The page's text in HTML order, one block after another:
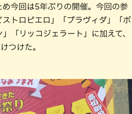
今回は5年ぶりの開催。今回の参
トロピエロ」「プラヴィダ」「ボ
「リッコジェラート」に加えて、
つけた。